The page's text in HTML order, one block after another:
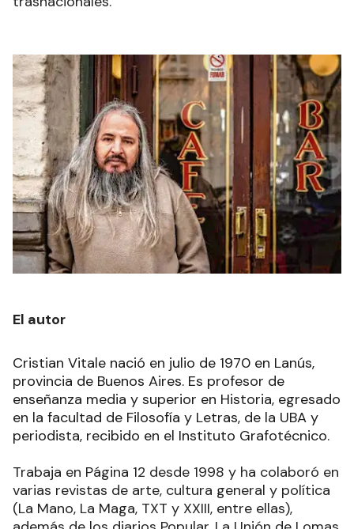
El autor
Cristian Vitale nació en julio de 1970 en Lanús,
provincia de Buenos Aires. Es profesor de
enseñanza media y superior en Historia, egresado
en la facultad de Filosofía y Letras, de la UBA y
periodista, recibido en el Instituto Grafotécnico.
Trabaja en Página 12 desde 1998 y ha colaboró en
varias revistas de arte, cultura general y política
(La Mano, La Maga, TXT y XXIII, entre ellas),